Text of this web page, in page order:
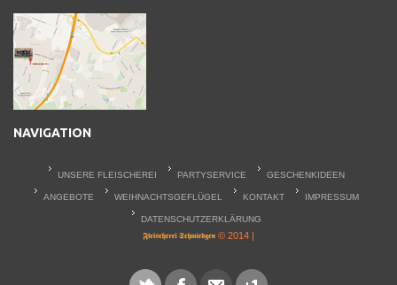
NAVIGATION
UNSERE FLEISCHEREI PARTYSERVICE GESCHENKIDEEN
ANGEBOTE WEIHNACHTSGEFLÜGEL KONTAKT IMPRESSUM
DATENSCHUTZERKLÄRUNG
© 2014 |